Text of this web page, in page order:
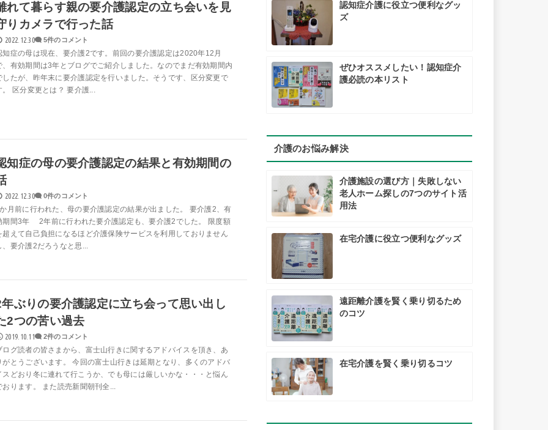
れて暮らす親の要介護認定の立ち会いを見
りカメラで行った話
2022.12.30
5件のコメント
知症の母は現在、要介護2です。前回の要介護認定は2020年12月
、有効期間は3年とブログでご紹介しました。なのでまだ有効期間内
したが、昨年末に要介護認定を行いました。そうです、区分変更で
。 区分変更とは？ 要介護...
知症の母の要介護認定の結果と有効期間の
2022.12.30
0件のコメント
月前に行われた、母の要介護認定の結果が出ました。 要介護2、有
期間3年 2年前に行われた要介護認定も、要介護2でした。 限度額
超えて自己負担になるほど介護保険サービスを利用しておりません
、要介護2だろうなと思...
ぶりの要介護認定に立ち会って思い出し
2つの苦い過去
2019.10.11
2件のコメント
ログ読者の皆さまから、富士山行きに関するアドバイスを頂き、あ
がとうございます。 今回の富士山行きは延期となり、多くのアドバ
スどおり冬に連れて行こうか、でも母には厳しいかな・・・と悩ん
おります。 また読売新聞朝刊全...
認知症介護に役立つ便利なグッ
ズ
ぜひオススメしたい！認知症介
護必読の本リスト
介護のお悩み解決
介護施設の選び方｜失敗しない
老人ホーム探しの7つのサイト活
用法
在宅介護に役立つ便利なグッズ
遠距離介護を賢く乗り切るため
のコツ
在宅介護を賢く乗り切るコツ